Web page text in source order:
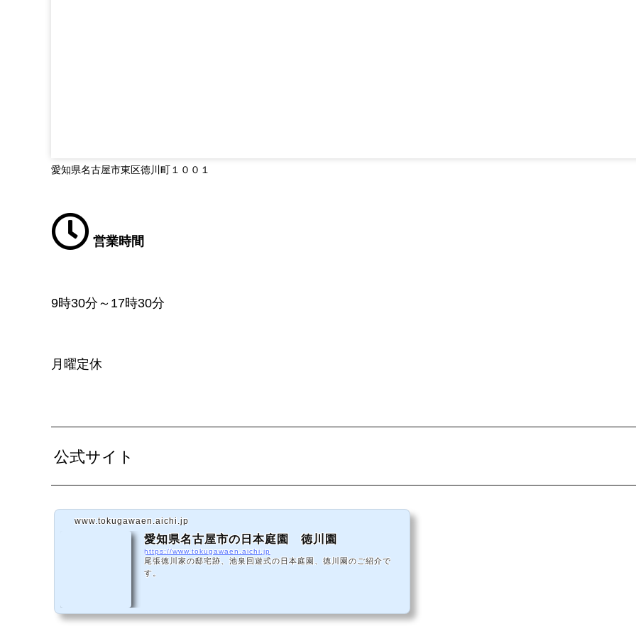
愛知県名古屋市東区徳川町１００１
営業時間
9時30分～17時30分
月曜定休
公式サイト
www.tokugawaen.aichi.jp
愛知県名古屋市の日本庭園 徳川園
https://www.tokugawaen.aichi.jp
尾張徳川家の邸宅跡、池泉回遊式の日本庭園、徳川園のご紹介で
す。